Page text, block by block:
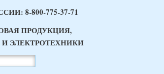
8-800-775-37-71
ПРОДУКЦИЯ,
ЭЛЕКТРОТЕХНИКИ